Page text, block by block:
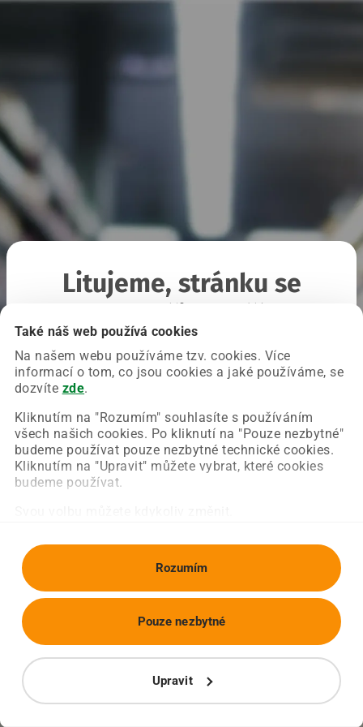
Také náš web používá cookies
Na našem webu používáme tzv. cookies. Více
informací o tom, co jsou cookies a jaké používáme, se
dozvíte zde.
Kliknutím na "Rozumím" souhlasíte s používáním
všech našich cookies. Po kliknutí na "Pouze nezbytné"
budeme používat pouze nezbytné technické cookies.
Kliknutím na "Upravit" můžete vybrat, které cookies
budeme používat.
Rozumím
Upravit
Pouze nezbytné
Litujeme, stránku se
Chyba nastala na naší straně a už ji opravujeme.
Zkuste prosím znovu načíst požadovanou stránku.
Obnovit stránku Úvodní strana